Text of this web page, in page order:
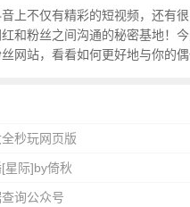
上不仅有精彩的短视频，还有
和粉丝之间沟通的秘密基地！
网站，看看如何更好地与你的
秒玩网页版
星际]by倚秋
询公众号